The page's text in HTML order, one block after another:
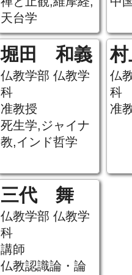
天台学
堀田 和義
仏教学部 仏教学
科
准教授
死生学,ジャイナ
教,インド哲学
仏
科
准
三代 舞
仏教学部 仏教学
科
講師
仏教認識論・論